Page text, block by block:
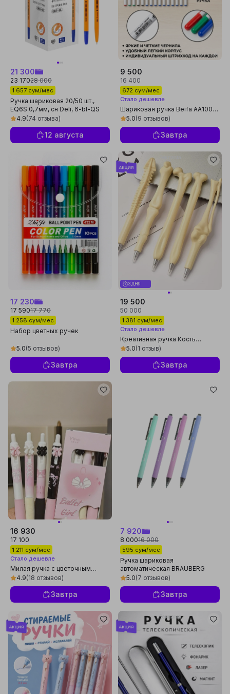
21 300
23 17028 000
1 657 сум/мес
Ручка шариковая 20/50 шт.,
EQ6S 0,7мм, сн Deli, 6-bl-QS
4.9(74 отзыва)
12 августа
9 500
16 400
672 сум/мес
Стало дешевле
Шариковая ручка Beifa AA100-
50B в упаковке 15 шт, 10 синих, 2
черных, 2 зеленых, 1 красная
5.0(9 отзывов)
Завтра
17 230
17 59017 770
1 258 сум/мес
Набор цветных ручек
5.0(5 отзывов)
Завтра
3 ДНЯ
19 500
50 000
1 381 сум/мес
Стало дешевле
Креативная ручка Кость
Скелета, Пицца, Инструмент
молоток ключ отвертка, ручка 1
5.0(1 отзыв)
Завтра
16 930
17 100
1 211 сум/мес
Стало дешевле
Милая ручка с цветочным
дизайном 0.5 мм, для учёбы и
ежедневного письма (1штука)
4.9(18 отзывов)
Завтра
7 920
8 00016 000
595 сум/мес
Ручка шариковая
автоматическая BRAUBERG
"VIVID PASTEL", корпус soft-
touch, СИНЯЯ, 144404
5.0(7 отзывов)
Завтра
Реклама